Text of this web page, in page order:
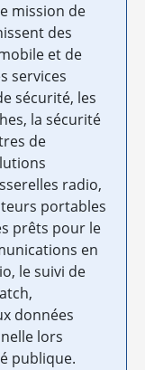
mission de
des
et de
services
sécurité, les
la sécurité
de
radio,
portables
prêts pour le
en
le suivi de
données
lors
publique.